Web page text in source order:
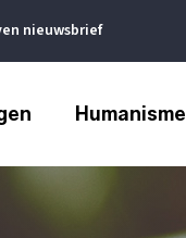
nieuwsbrief
Humanisme